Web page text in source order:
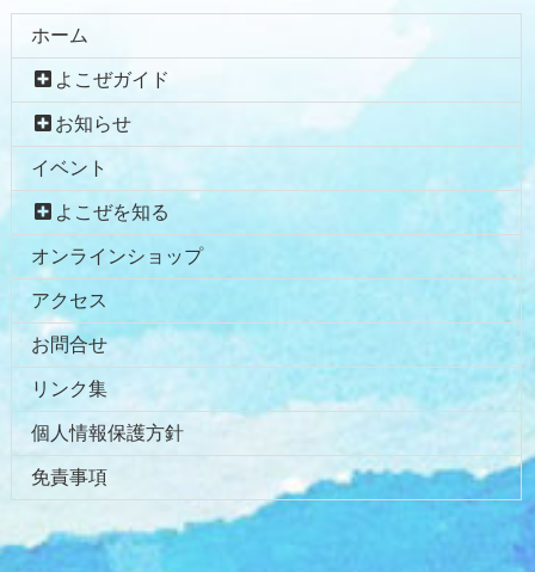
ホーム
よこぜガイド
お知らせ
イベント
よこぜを知る
オンラインショップ
アクセス
お問合せ
リンク集
個人情報保護方針
免責事項